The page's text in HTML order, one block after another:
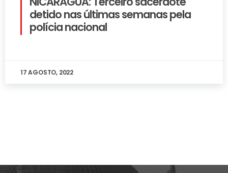
detido nas últimas semanas pela
polícia nacional
17 AGOSTO, 2022